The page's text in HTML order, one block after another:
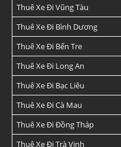
Thuê Xe Đi Vũng Tàu
Thuê Xe Đi Bình Dương
Thuê Xe Đi Bến Tre
Thuê Xe Đi Long An
Thuê Xe Đi Bạc Liêu
Thuê Xe Đi Cà Mau
Thuê Xe Đi Đồng Tháp
Thuê Xe Đi Trà Vinh